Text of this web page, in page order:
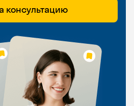
консультацию